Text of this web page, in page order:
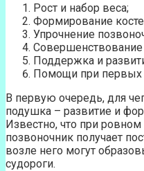
Рост и набор веса;
Формирование
Упрочнение
Совершенствование
Поддержка и
Помощи при первых
В первую очередь, для
подушка – развитие и
Известно, что при
позвоночник получает
возле него могут
судороги.